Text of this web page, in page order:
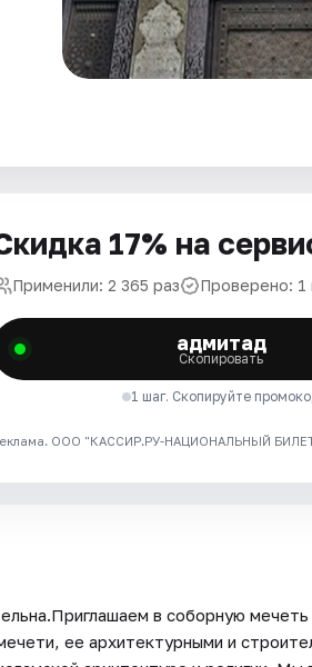
17% на
Применили: 2 365 раз Проверено: 1
адмитад
Скопировать
1 шаг. Скопируйте
ООО "КАССИР.РУ-НАЦИОНАЛЬНЫЙ
в соборную
ее архитектурными и